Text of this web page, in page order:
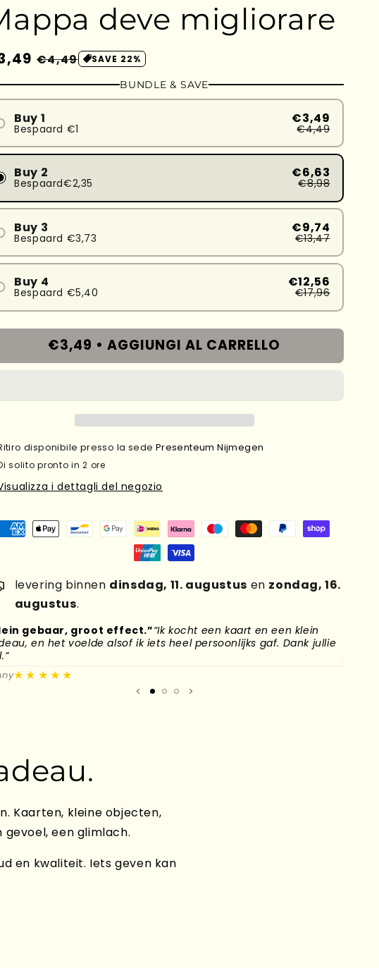
deve migliorare
Prezzo
scontato
€4,49 SAVE 22%
BUNDLE & SAVE
Buy 1
Bespaard €1
€3,49
€4,49
Buy 2
Bespaard€2,35
€6,63
€8,98
Buy 3
Bespaard €3,73
€9,74
€13,47
Buy 4
Bespaard €5,40
€12,56
€17,96
€3,49 •AGGIUNGI AL CARRELLO
disponibile presso la sede Presenteum Nijmegen
solito pronto in 2 ore
i dettagli del negozio
levering binnen dinsdag, 11. augustus en zondag, 16.
augustus.
gebaar, groot effect.”“Ik kocht een kaart en een klein
en het voelde alsof ik iets heel persoonlijks gaf. Dank jullie
★★★★★
Kaarten, kleine objecten,
een glimlach.
en kwaliteit. Iets geven kan